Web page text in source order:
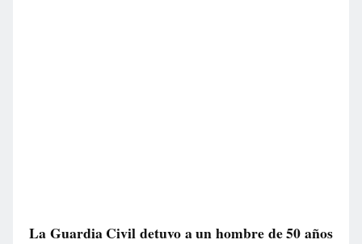
La Guardia Civil detuvo a un hombre de 50 años